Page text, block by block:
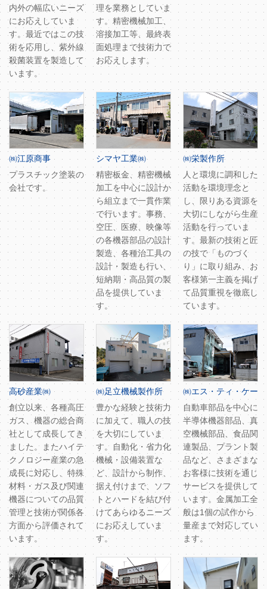
内外の幅広いニーズ
にお応えしていま
す。最近ではこの技
術を応用し、紫外線
殺菌装置を製造して
います。
理を業務としていま
す。精密機械加工、
溶接加工等、最終表
面処理まで技術力で
お応えします。
㈱江原商事
プラスチック塗装の
会社です。
シマヤ工業㈱
精密板金、精密機械
加工を中心に設計か
ら組立まで一貫作業
で行います。事務、
空圧、医療、映像等
の各機器部品の設計
製造、各種治工具の
設計・製造も行い、
短納期・高品質の製
品を提供していま
す。
㈱栄製作所
人と環境に調和した
活動を環境理念と
し、限りある資源を
大切にしながら生産
活動を行っていま
す。最新の技術と匠
の技で「ものづく
り」に取り組み、お
客様第一主義を掲げ
て品質重視を徹底し
ています。
高砂産業㈱
創立以来、各種高圧
ガス、機器の総合商
社として成長してき
ました。またハイテ
クノロジー産業の急
成長に対応し、特殊
材料・ガス及び関連
機器についての品質
管理と技術が関係各
方面から評価されて
います。
㈱足立機械製作所
豊かな経験と技術力
に加えて、職人の技
を大切にしていま
す。自動化・省力化
機械・設備装置な
ど、設計から制作、
据え付けまで、ソフ
トとハードを結び付
けてあらゆるニーズ
にお応えしていま
す。
㈱エス・ティ・ケー
自動車部品を中心に
半導体機器部品、真
空機械部品、食品関
連製品、プラント製
品など、さまざまな
お客様に技術を通じ
サービスを提供して
います。金属加工全
般は1個の試作から
量産まで対応してい
ます。